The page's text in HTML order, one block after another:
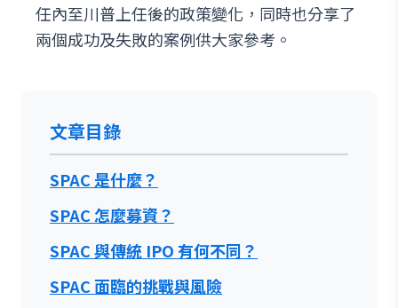
任內至川普上任後的政策變化，同時也分享了
兩個成功及失敗的案例供大家參考。
文章目錄
SPAC 是什麼？
SPAC 怎麼募資？
SPAC 與傳統 IPO 有何不同？
SPAC 面臨的挑戰與風險